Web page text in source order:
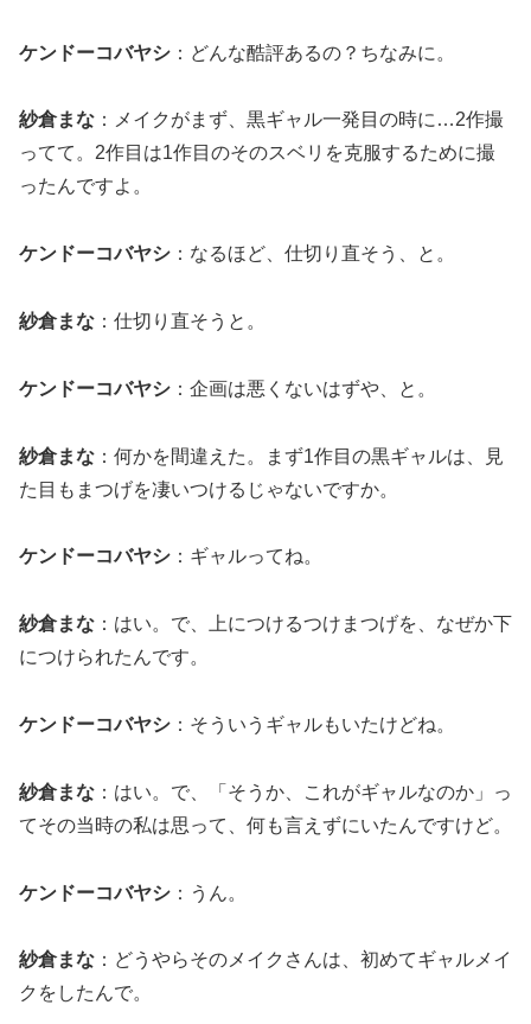
ケンドーコバヤシ ：どんな酷評あるの？ちなみに。
紗倉まな ：メイクがまず、黒ギャル一発目の時に…2作撮
ってて。2作目は1作目のそのスベリを克服するために撮
ったんですよ。
ケンドーコバヤシ ：なるほど、仕切り直そう、と。
紗倉まな ：仕切り直そうと。
ケンドーコバヤシ ：企画は悪くないはずや、と。
紗倉まな ：何かを間違えた。まず1作目の黒ギャルは、見
た目もまつげを凄いつけるじゃないですか。
ケンドーコバヤシ ：ギャルってね。
紗倉まな ：はい。で、上につけるつけまつげを、なぜか下
につけられたんです。
ケンドーコバヤシ ：そういうギャルもいたけどね。
紗倉まな ：はい。で、「そうか、これがギャルなのか」っ
てその当時の私は思って、何も言えずにいたんですけど。
ケンドーコバヤシ ：うん。
紗倉まな ：どうやらそのメイクさんは、初めてギャルメイ
クをしたんで。